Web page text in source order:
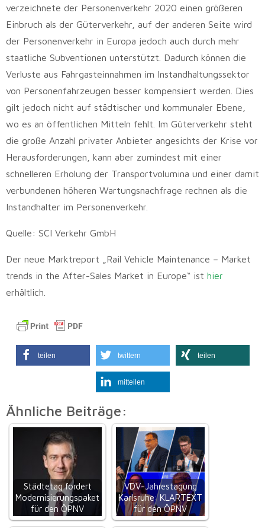
verzeichnete der Personenverkehr 2020 einen größeren
Einbruch als der Güterverkehr, auf der anderen Seite wird
der Personenverkehr in Europa jedoch auch durch mehr
staatliche Subventionen unterstützt. Dadurch können die
Verluste aus Fahrgasteinnahmen im Instandhaltungssektor
von Personenfahrzeugen besser kompensiert werden. Dies
gilt jedoch nicht auf städtischer und kommunaler Ebene,
wo es an öffentlichen Mitteln fehlt. Im Güterverkehr steht
die große Anzahl privater Anbieter angesichts der Krise vor
Herausforderungen, kann aber zumindest mit einer
schnelleren Erholung der Transportvolumina und einer damit
verbundenen höheren Wartungsnachfrage rechnen als die
Instandhalter im Personenverkehr.
Quelle: SCI Verkehr GmbH
Der neue Marktreport „Rail Vehicle Maintenance – Market
trends in the After-Sales Market in Europe“ ist hier
erhältlich.
teilen twittern teilen
mitteilen
Ähnliche Beiträge:
Städtetag fordert
Modernisierungspaket
für den ÖPNV
VDV-Jahrestagung
Karlsruhe: KLARTEXT
für den ÖPNV